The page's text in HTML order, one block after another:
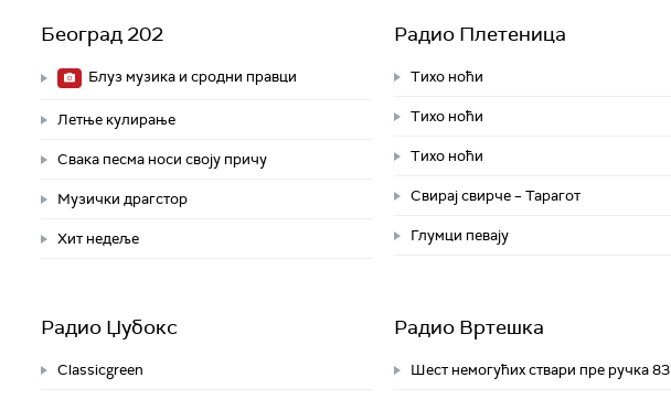
Београд 202
Блуз музика и сродни правци
Летње кулирање
Свака песма носи своју причу
Музички драгстор
Хит недеље
Радио Плетеница
Тихо ноћи
Тихо ноћи
Тихо ноћи
Свирај свирче – Тарагот
Глумци певају
Радио Џубокс
Classicgreen
Радио Вртешка
Шест немогућих ствари пре ручка 83